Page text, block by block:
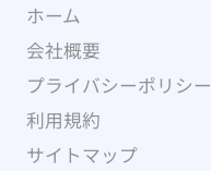
ホーム
会社概要
プライバシーポリシー
利用規約
サイトマップ